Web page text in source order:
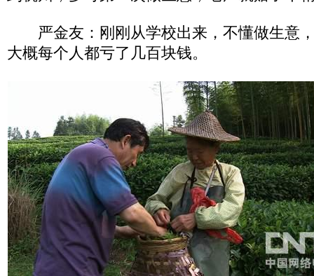
严金友：刚刚从学校出来，不懂做生意
大概每个人都亏了几百块钱。